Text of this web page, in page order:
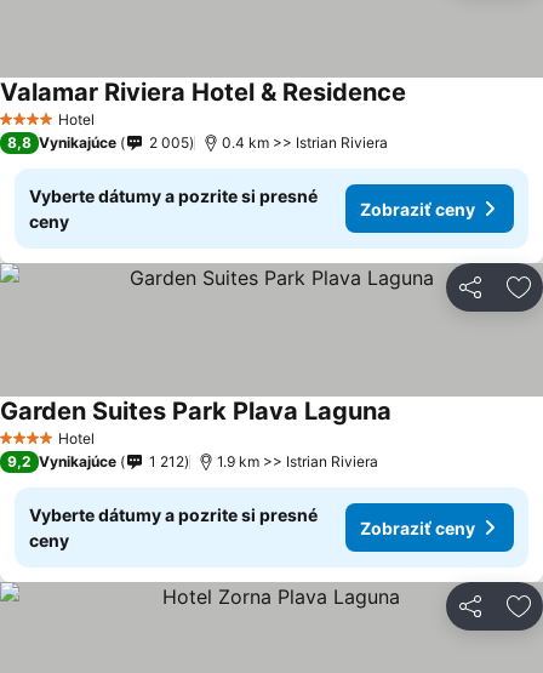
4 Počet hviezdičiek
Hotel
Valamar Riviera Hotel & Residence
8,8 Vynikajúce 2 005 0.4 km >> Istrian Riviera
Vyberte dátumy a pozrite si presné
ceny
Zobraziť ceny
Zdieľať
4 Počet hviezdičiek
Hotel
Garden Suites Park Plava Laguna
9,2 Vynikajúce 1 212 1.9 km >> Istrian Riviera
Vyberte dátumy a pozrite si presné
ceny
Zobraziť ceny
Zdieľať